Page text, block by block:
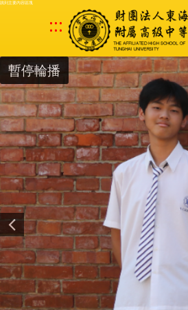
跳到主要內容區塊
:::
暫停輪播